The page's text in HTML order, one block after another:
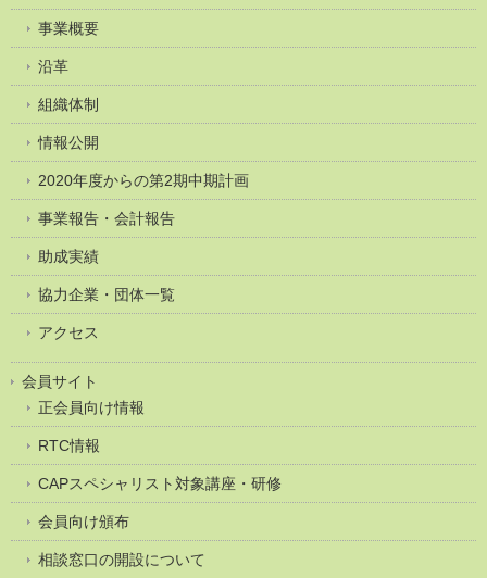
事業概要
沿革
組織体制
情報公開
2020年度からの第2期中期計画
事業報告・会計報告
助成実績
協力企業・団体一覧
アクセス
会員サイト
正会員向け情報
RTC情報
CAPスペシャリスト対象講座・研修
会員向け頒布
相談窓口の開設について